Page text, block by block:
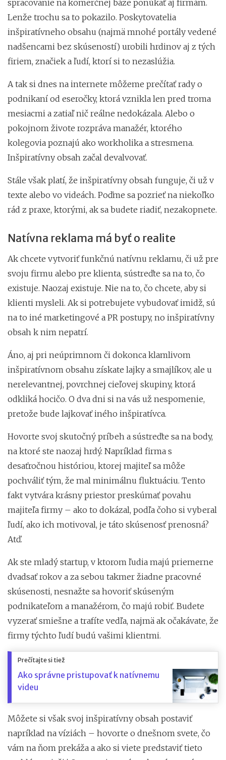
spracovanie na komerčnej báze ponúkať aj firmám.
Lenže trochu sa to pokazilo. Poskytovatelia
inšpiratívneho obsahu (najmä mnohé portály vedené
nadšencami bez skúseností) urobili hrdinov aj z tých
firiem, značiek a ľudí, ktorí si to nezaslúžia.
A tak si dnes na internete môžeme prečítať rady o
podnikaní od eseročky, ktorá vznikla len pred troma
mesiacmi a zatiaľ nič reálne nedokázala. Alebo o
pokojnom živote rozpráva manažér, ktorého
kolegovia poznajú ako workholika a stresmena.
Inšpiratívny obsah začal devalvovať.
Stále však platí, že inšpiratívny obsah funguje, či už v
texte alebo vo videách. Poďme sa pozrieť na niekoľko
rád z praxe, ktorými, ak sa budete riadiť, nezakopnete.
Natívna reklama má byť o realite
Ak chcete vytvoriť funkčnú natívnu reklamu, či už pre
svoju firmu alebo pre klienta, sústreďte sa na to, čo
existuje. Naozaj existuje. Nie na to, čo chcete, aby si
klienti mysleli. Ak si potrebujete vybudovať imidž, sú
na to iné marketingové a PR postupy, no inšpiratívny
obsah k nim nepatrí.
Áno, aj pri neúprimnom či dokonca klamlivom
inšpiratívnom obsahu získate lajky a smajlíkov, ale u
nerelevantnej, povrchnej cieľovej skupiny, ktorá
odkliká hocičo. O dva dni si na vás už nespomenie,
pretože bude lajkovať iného inšpiratívca.
Hovorte svoj skutočný príbeh a sústreďte sa na body,
na ktoré ste naozaj hrdý. Napríklad firma s
desaťročnou históriou, ktorej majiteľ sa môže
pochváliť tým, že mal minimálnu fluktuáciu. Tento
fakt vytvára krásny priestor preskúmať povahu
majiteľa firmy – ako to dokázal, podľa čoho si vyberal
ľudí, ako ich motivoval, je táto skúsenosť prenosná?
Atď.
Ak ste mladý startup, v ktorom ľudia majú priemerne
dvadsať rokov a za sebou takmer žiadne pracovné
skúsenosti, nesnažte sa hovoriť skúseným
podnikateľom a manažérom, čo majú robiť. Budete
vyzerať smiešne a trafíte vedľa, najmä ak očakávate, že
firmy týchto ľudí budú vašimi klientmi.
Prečítajte si tiež
Ako správne pristupovať k natívnemu
videu
Môžete si však svoj inšpiratívny obsah postaviť
napríklad na víziách – hovorte o dnešnom svete, čo
vám na ňom prekáža a ako si viete predstaviť tieto